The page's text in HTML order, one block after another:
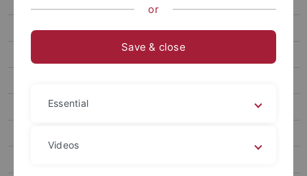
2024
2021
or
Save & close
Essential
Videos